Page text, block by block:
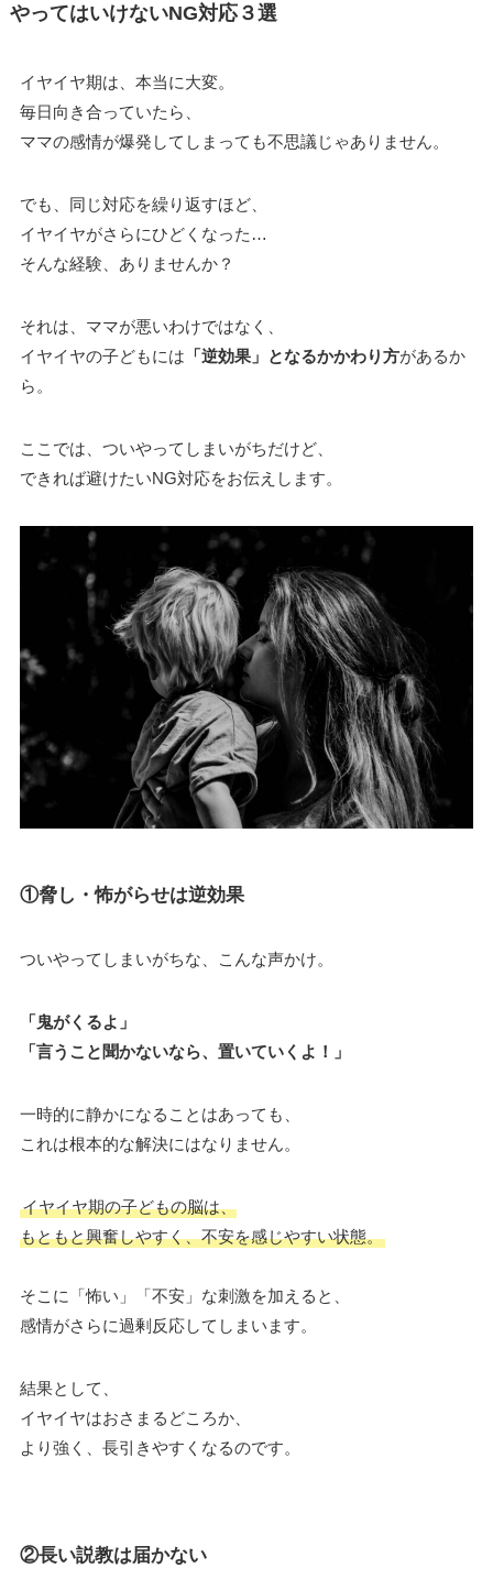
やってはいけないNG対応３選
イヤイヤ期は、本当に大変。
毎日向き合っていたら、
ママの感情が爆発してしまっても不思議じゃありません。
でも、同じ対応を繰り返すほど、
イヤイヤがさらにひどくなった…
そんな経験、ありませんか？
それは、ママが悪いわけではなく、
イヤイヤの子どもには 「逆効果」となるかかわり方があるか
ら。
ここでは、ついやってしまいがちだけど、
できれば避けたいNG対応をお伝えします。
①脅し・怖がらせは逆効果
ついやってしまいがちな、こんな声かけ。
「鬼がくるよ」
「言うこと聞かないなら、置いていくよ！」
一時的に静かになることはあっても、
これは根本的な解決にはなりません。
イヤイヤ期の子どもの脳は、
もともと興奮しやすく、不安を感じやすい状態。
そこに「怖い」「不安」な刺激を加えると、
感情がさらに過剰反応してしまいます。
結果として、
イヤイヤはおさまるどころか、
より強く、長引きやすくなるのです。
②長い説教は届かない